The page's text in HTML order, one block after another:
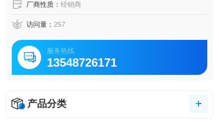
厂商性质： 经销商
访问量： 257
服务热线
13548726171
产品分类